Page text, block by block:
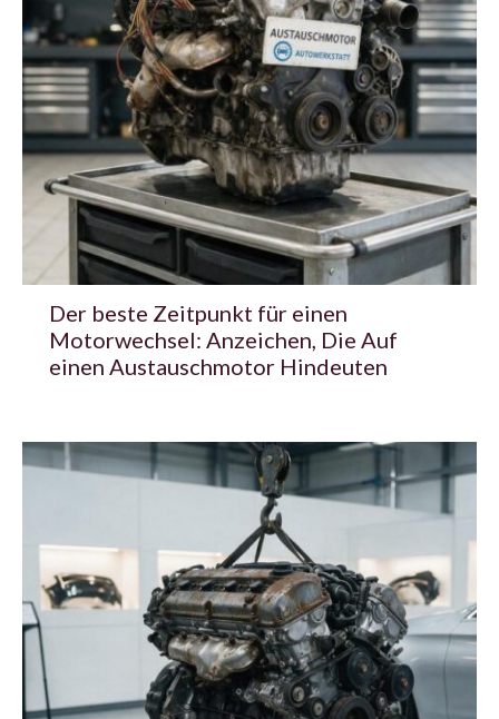
Der beste Zeitpunkt für einen
Motorwechsel: Anzeichen, Die Auf
einen Austauschmotor Hindeuten